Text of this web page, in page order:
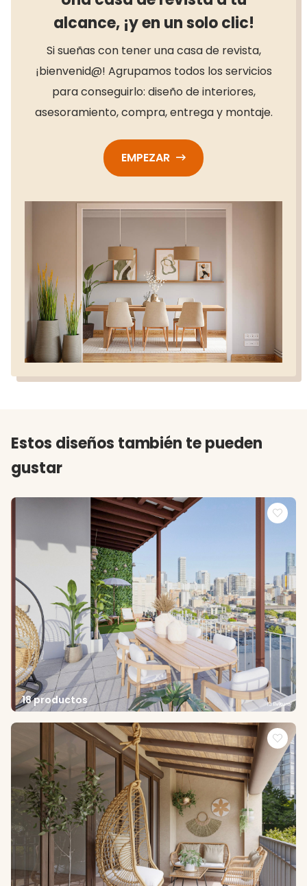
alcance, ¡y en un solo clic!
Si sueñas con tener una casa de revista,
¡bienvenid@! Agrupamos todos los servicios
para conseguirlo: diseño de interiores,
asesoramiento, compra, entrega y montaje.
EMPEZAR
Estos diseños también te pueden
gustar
18 productos